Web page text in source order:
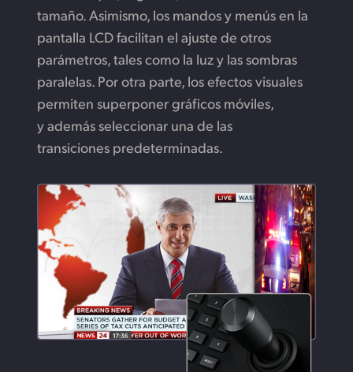
tamaño. Asimismo, los mandos y menús en la
pantalla LCD facilitan el ajuste de otros
parámetros, tales como la luz y las sombras
paralelas. Por otra parte, los efectos visuales
permiten superponer gráficos móviles,
y además seleccionar una de las
transiciones predeterminadas.